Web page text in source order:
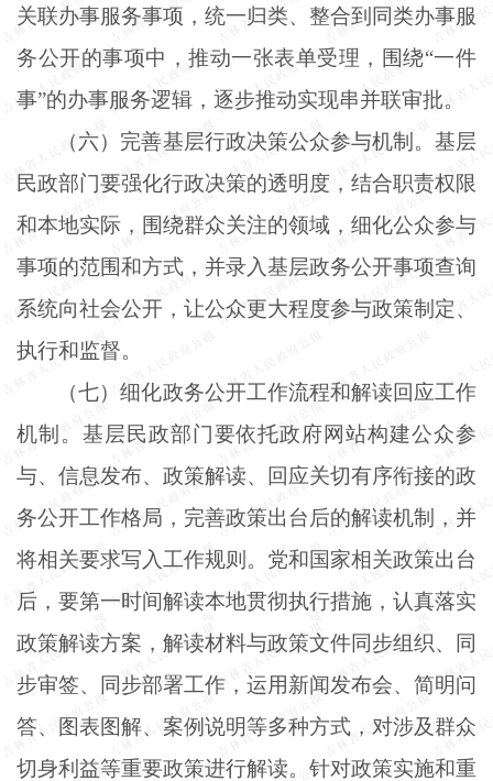
关联办事服务事项，统一归类、整合到同类办事服
务公开的事项中，推动一张表单受理，围绕“一件
事”的办事服务逻辑，逐步推动实现串并联审批。
（六）完善基层行政决策公众参与机制。基层
民政部门要强化行政决策的透明度，结合职责权限
和本地实际，围绕群众关注的领域，细化公众参与
事项的范围和方式，并录入基层政务公开事项查询
系统向社会公开，让公众更大程度参与政策制定、
执行和监督。
（七）细化政务公开工作流程和解读回应工作
机制。基层民政部门要依托政府网站构建公众参
与、信息发布、政策解读、回应关切有序衔接的政
务公开工作格局，完善政策出台后的解读机制，并
将相关要求写入工作规则。党和国家相关政策出台
后，要第一时间解读本地贯彻执行措施，认真落实
政策解读方案，解读材料与政策文件同步组织、同
步审签、同步部署工作，运用新闻发布会、简明问
答、图表图解、案例说明等多种方式，对涉及群众
切身利益等重要政策进行解读。针对政策实施和重